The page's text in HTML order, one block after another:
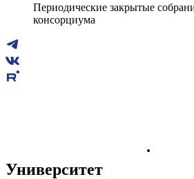
Периодические закрытые
консорциума
·
Университет